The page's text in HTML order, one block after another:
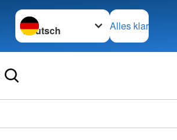
Sprache wechseln zu
Alles klar